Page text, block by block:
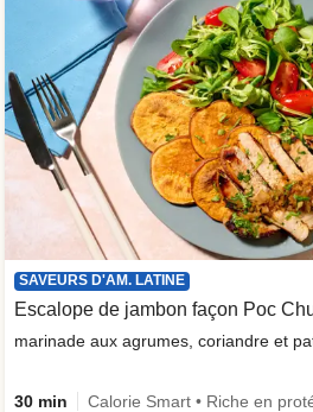
SAVEURS D'AM. LATINE
marinade aux agrumes, coriandre et
30 min